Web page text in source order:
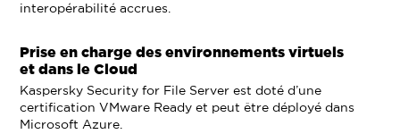
interopérabilité accrues.
Prise en charge des environnements virtuels
et dans le Cloud
Kaspersky Security for File Server est doté d’une
certification VMware Ready et peut être déployé dans
Microsoft Azure.